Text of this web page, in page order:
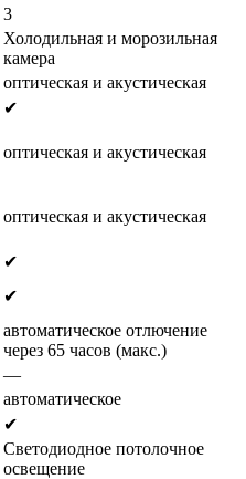
3
Холодильная и морозильная
камера
oптическая и акустическая
✔
oптическая и акустическая
oптическая и акустическая
✔
✔
автоматическое отлючение
через 65 часов (макс.)
—
автоматическое
✔
Светодиодное потолочное
освещение